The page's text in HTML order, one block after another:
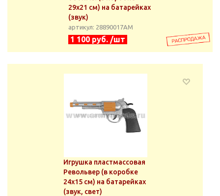
29x21 см) на батарейках
(звук)
артикул: 28890017АМ
1 100 руб. /шт
Игрушка пластмассовая
Револьвер (в коробке
24x15 см) на батарейках
(звук, свет)